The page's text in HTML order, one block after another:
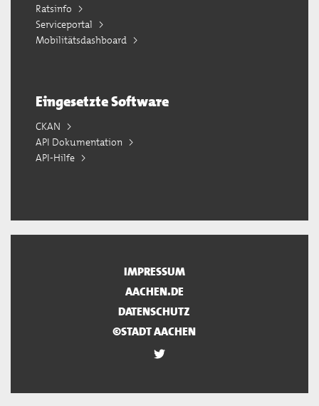
Ratsinfo
Serviceportal
Mobilitätsdashboard
Eingesetzte Software
CKAN
API Dokumentation
API-Hilfe
IMPRESSUM
AACHEN.DE
DATENSCHUTZ
©STADT AACHEN